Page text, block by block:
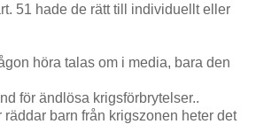
51 hade de rätt till individuellt eller
höra talas om i media, bara den
för ändlösa krigsförbrytelser..
räddar barn från krigszonen heter det